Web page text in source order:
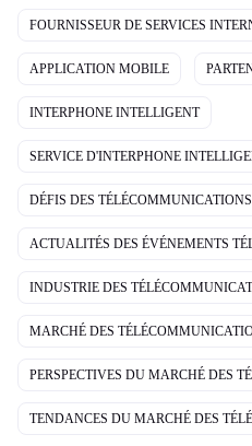
FOURNISSEUR DE SERVICES
APPLICATION MOBILE
INTERPHONE INTELLIGENT
SERVICE D'INTERPHONE
DÉFIS DES TÉLÉCOMMUNICATIONS
ACTUALITÉS DES ÉVÉNEMENTS
INDUSTRIE DES
MARCHÉ DES
PERSPECTIVES DU MARCHÉ DES
TENDANCES DU MARCHÉ DES